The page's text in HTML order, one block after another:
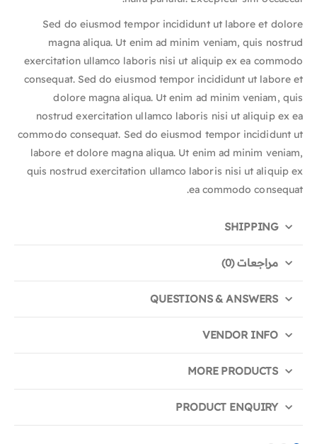
Sed do eiusmod tempor incididunt ut labore et dolore
magna aliqua. Ut enim ad minim veniam, quis nostrud
exercitation ullamco laboris nisi ut aliquip ex ea commodo
consequat. Sed do eiusmod tempor incididunt ut labore et
dolore magna aliqua. Ut enim ad minim veniam, quis
nostrud exercitation ullamco laboris nisi ut aliquip ex ea
commodo consequat. Sed do eiusmod tempor incididunt ut
labore et dolore magna aliqua. Ut enim ad minim veniam,
quis nostrud exercitation ullamco laboris nisi ut aliquip ex
ea commodo consequat.
SHIPPING
مراجعات (0)
QUESTIONS & ANSWERS
VENDOR INFO
MORE PRODUCTS
PRODUCT ENQUIRY